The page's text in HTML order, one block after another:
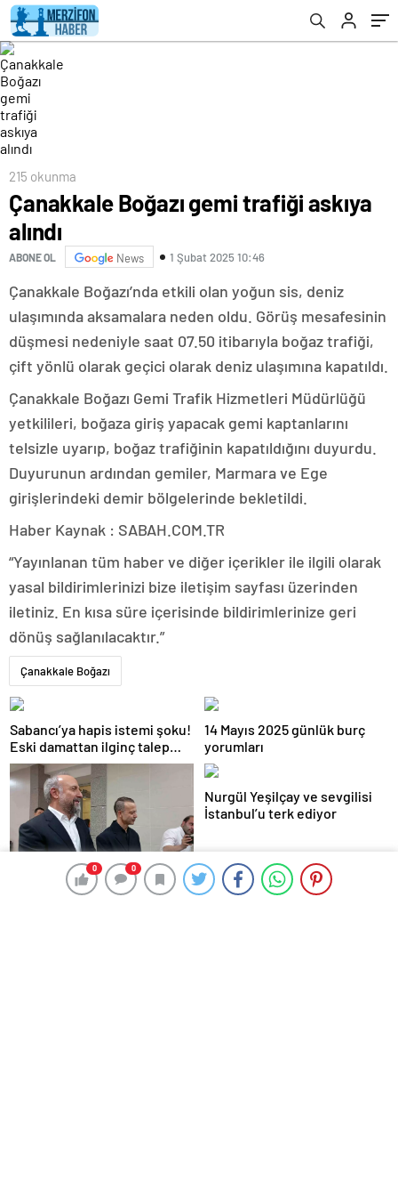
215 okunma
Çanakkale Boğazı gemi trafiği askıya
alındı
ABONE OL News 1 Şubat 2025 10:46
0 0
Çanakkale Boğazı’nda etkili olan yoğun sis, deniz
ulaşımında aksamalara neden oldu. Görüş mesafesinin
düşmesi nedeniyle saat 07.50 itibarıyla boğaz trafiği,
çift yönlü olarak geçici olarak deniz ulaşımına kapatıldı.
Çanakkale Boğazı Gemi Trafik Hizmetleri Müdürlüğü
yetkilileri, boğaza giriş yapacak gemi kaptanlarını
telsizle uyarıp, boğaz trafiğinin kapatıldığını duyurdu.
Duyurunun ardından gemiler, Marmara ve Ege
girişlerindeki demir bölgelerinde bekletildi.
Haber Kaynak : SABAH.COM.TR
“Yayınlanan tüm haber ve diğer içerikler ile ilgili olarak
yasal bildirimlerinizi bize iletişim sayfası üzerinden
iletiniz. En kısa süre içerisinde bildirimlerinize geri
dönüş sağlanılacaktır.”
Çanakkale Boğazı
Sabancı’ya hapis istemi şoku!
Eski damattan ilginç talep
geldi
14 Mayıs 2025 günlük burç
yorumları
Ergenç ve Kocaoğlu’na ‘Yalan
Nurgül Yeşilçay ve sevgilisi
İstanbul’u terk ediyor